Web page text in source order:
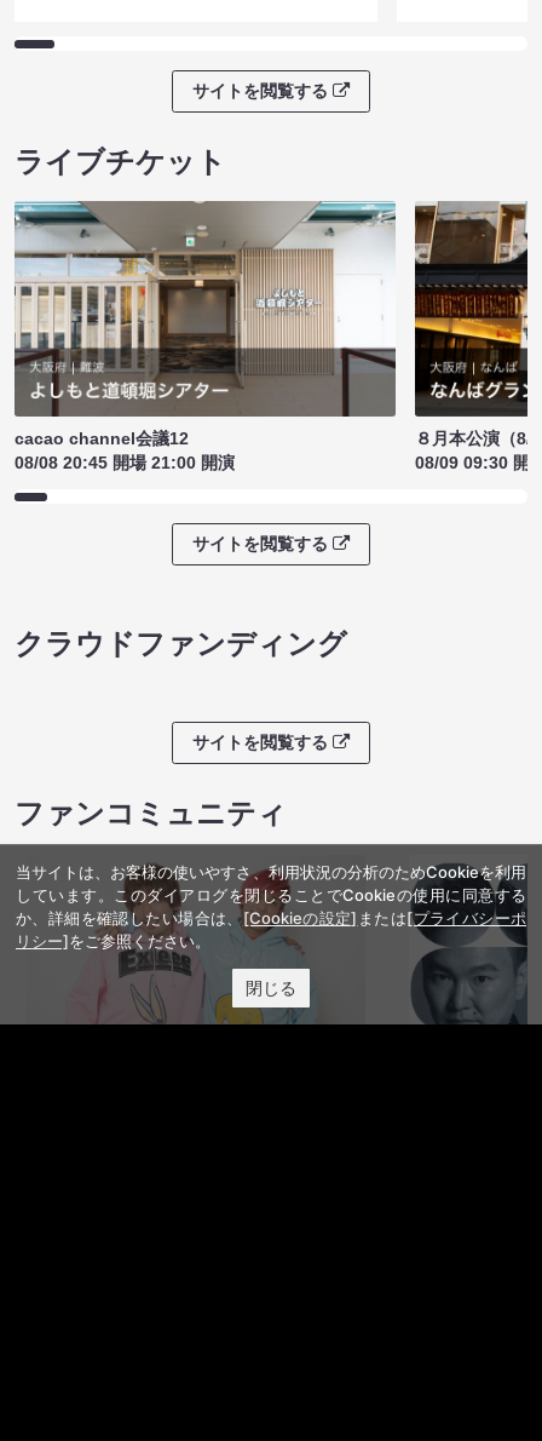
サイトを閲覧する
ライブチケット
cacao channel会議12
08/08 20:45 開場 21:00 開演
８月本公演（8/
08/09 09:30 開
サイトを閲覧する
クラウドファンディング
サイトを閲覧する
ファンコミュニティ
当サイトは、お客様の使いやすさ、利用状況の分析のためCookieを利用
しています。このダイアログを閉じることでCookieの使用に同意する
か、詳細を確認したい場合は、[Cookieの設定] または[プライバシーポ
リシー]をご参照ください。
閉じる